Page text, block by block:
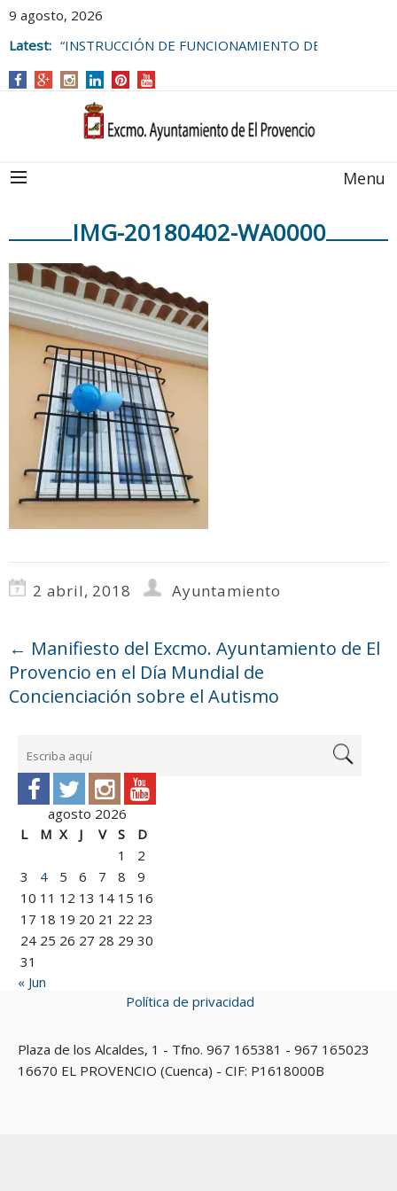
9 agosto, 2026
Latest: “INSTRUCCIÓN DE FUNCIONAMIENTO DE
AYUNTAMIENTO DE EL PROVENCIO
Menu
IMG-20180402-WA0000
2 abril, 2018 Ayuntamiento
← Manifiesto del Excmo. Ayuntamiento de El
Provencio en el Día Mundial de
Concienciación sobre el Autismo
agosto 2026
L
M X J V S
D
1
2
3
4 5 6 7 8
9
10 11 12 13 14 15 16
17 18 19 20 21 22 23
24 25 26 27 28 29 30
31
« Jun
Política de privacidad
Plaza de los Alcaldes, 1 - Tfno. 967 165381 - 967 165023
16670 EL PROVENCIO (Cuenca) - CIF: P1618000B